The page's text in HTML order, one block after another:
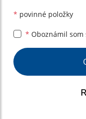
* povinné položky
* Oboznámil som
Google reCaptcha